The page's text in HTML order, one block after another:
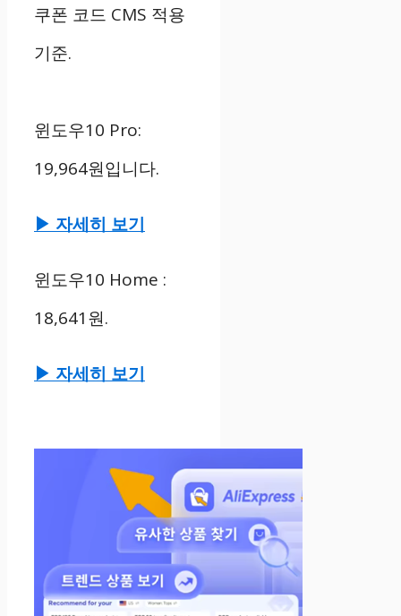
쿠폰 코드 CMS 적용
기준.
윈도우10 Pro:
19,964원입니다.
▶ 자세히 보기
윈도우10 Home :
18,641원.
▶ 자세히 보기